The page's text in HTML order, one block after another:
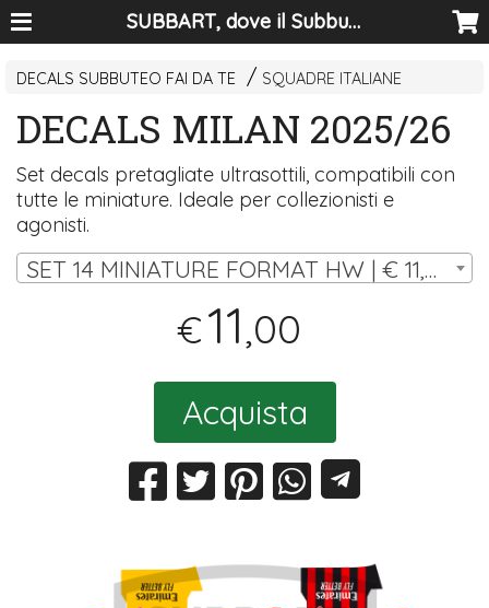
SUBBART, dove il Subbuteo diventa arte
DECALS SUBBUTEO FAI DA TE SQUADRE ITALIANE
DECALS MILAN 2025/26
Set decals pretagliate ultrasottili, compatibili con
tutte le miniature. Ideale per collezionisti e
agonisti.
SET 14 MINIATURE FORMAT HW | € 11,00
€11,00
Acquista